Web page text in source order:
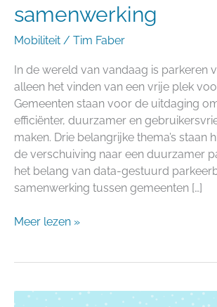
samenwerking
Mobiliteit / Tim Faber
In de wereld van vandaag is parkeren
alleen het vinden van een vrije plek
Gemeenten staan voor de uitdaging
efficiënter, duurzamer en
maken. Drie belangrijke thema’s staan
de verschuiving naar een duurzamer
het belang van data-gestuurd
samenwerking tussen gemeenten […]
Meer lezen »
Datagedreven